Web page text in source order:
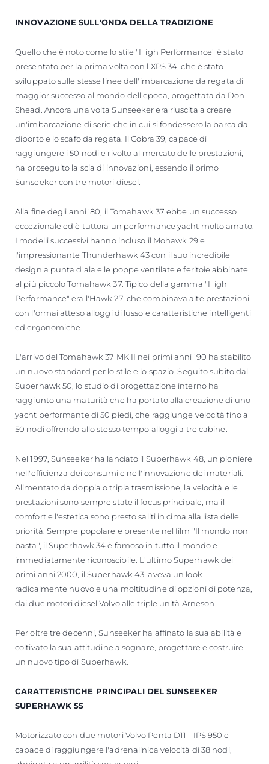
INNOVAZIONE SULL'ONDA DELLA TRADIZIONE
Quello che è noto come lo stile "High Performance" è stato
presentato per la prima volta con l'XPS 34, che è stato
sviluppato sulle stesse linee dell'imbarcazione da regata di
maggior successo al mondo dell'epoca, progettata da Don
Shead. Ancora una volta Sunseeker era riuscita a creare
un'imbarcazione di serie che in cui si fondessero la barca da
diporto e lo scafo da regata. Il Cobra 39, capace di
raggiungere i 50 nodi e rivolto al mercato delle prestazioni,
ha proseguito la scia di innovazioni, essendo il primo
Sunseeker con tre motori diesel.
Alla fine degli anni '80, il Tomahawk 37 ebbe un successo
eccezionale ed è tuttora un performance yacht molto amato.
I modelli successivi hanno incluso il Mohawk 29 e
l'impressionante Thunderhawk 43 con il suo incredibile
design a punta d'ala e le poppe ventilate e feritoie abbinate
al più piccolo Tomahawk 37. Tipico della gamma "High
Performance" era l'Hawk 27, che combinava alte prestazioni
con l'ormai atteso alloggi di lusso e caratteristiche intelligenti
ed ergonomiche.
L'arrivo del Tomahawk 37 MK II nei primi anni '90 ha stabilito
un nuovo standard per lo stile e lo spazio. Seguito subito dal
Superhawk 50, lo studio di progettazione interno ha
raggiunto una maturità che ha portato alla creazione di uno
yacht performante di 50 piedi, che raggiunge velocità fino a
50 nodi offrendo allo stesso tempo alloggi a tre cabine.
Nel 1997, Sunseeker ha lanciato il Superhawk 48, un pioniere
nell'efficienza dei consumi e nell'innovazione dei materiali.
Alimentato da doppia o tripla trasmissione, la velocità e le
prestazioni sono sempre state il focus principale, ma il
comfort e l'estetica sono presto saliti in cima alla lista delle
priorità. Sempre popolare e presente nel film "Il mondo non
basta", il Superhawk 34 è famoso in tutto il mondo e
immediatamente riconoscibile. L'ultimo Superhawk dei
primi anni 2000, il Superhawk 43, aveva un look
radicalmente nuovo e una moltitudine di opzioni di potenza,
dai due motori diesel Volvo alle triple unità Arneson.
Per oltre tre decenni, Sunseeker ha affinato la sua abilità e
coltivato la sua attitudine a sognare, progettare e costruire
un nuovo tipo di Superhawk.
CARATTERISTICHE PRINCIPALI DEL SUNSEEKER
SUPERHAWK 55
Motorizzato con due motori Volvo Penta D11 - IPS 950 e
capace di raggiungere l'adrenalinica velocità di 38 nodi,